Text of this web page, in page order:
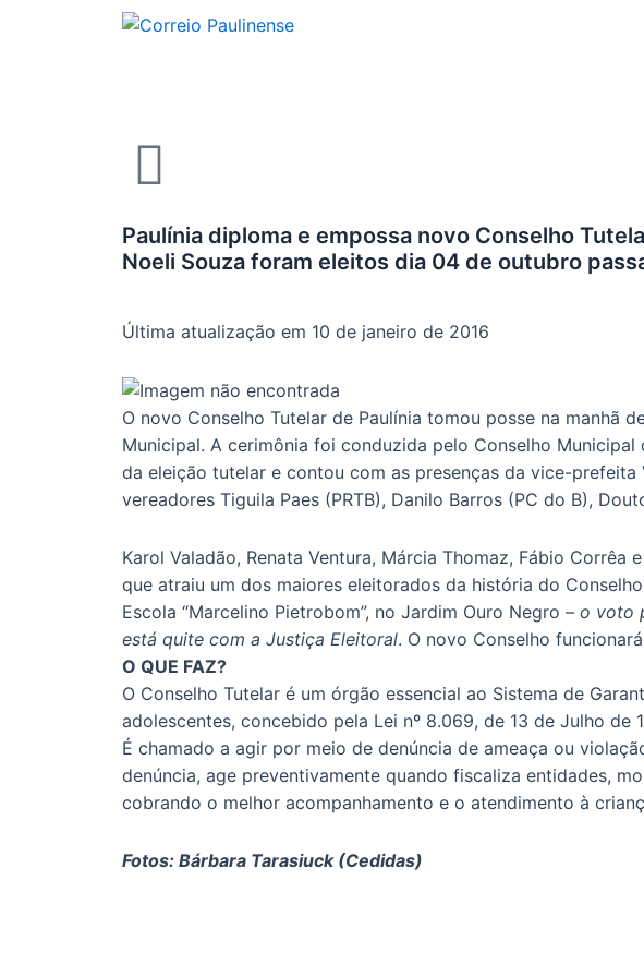
Paulínia diploma e empossa novo Conselho
Noeli Souza foram eleitos dia 04 de outubro
Última atualização em 10 de janeiro de 2016
O novo Conselho Tutelar de Paulínia tomou posse na manhã
Municipal. A cerimônia foi conduzida pelo Conselho
da eleição tutelar e contou com as presenças da vice-prefeita
vereadores Tiguila Paes (PRTB), Danilo Barros (PC do B),
Karol Valadão, Renata Ventura, Márcia Thomaz, Fábio
que atraiu um dos maiores eleitorados da história do
Escola “Marcelino Pietrobom”, no Jardim Ouro Negro – o voto
está quite com a Justiça Eleitoral. O novo Conselho
O QUE FAZ?
O Conselho Tutelar é um órgão essencial ao Sistema de
adolescentes, concebido pela Lei nº 8.069, de 13 de Julho
É chamado a agir por meio de denúncia de ameaça ou
denúncia, age preventivamente quando fiscaliza entidades,
cobrando o melhor acompanhamento e o atendimento à
Fotos: Bárbara Tarasiuck (Cedidas)